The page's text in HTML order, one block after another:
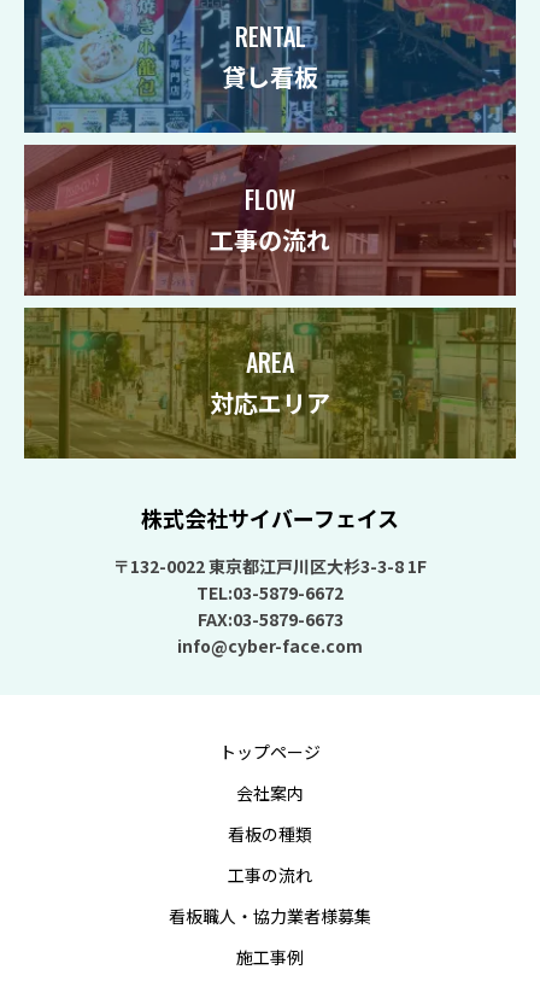
RENTAL
貸し看板
FLOW
工事の流れ
AREA
対応エリア
株式会社サイバーフェイス
〒132-0022 東京都江戸川区大杉3-3-8 1F
TEL:03-5879-6672
FAX:03-5879-6673
info@cyber-face.com
トップページ
会社案内
看板の種類
工事の流れ
看板職人・協力業者様募集
施工事例